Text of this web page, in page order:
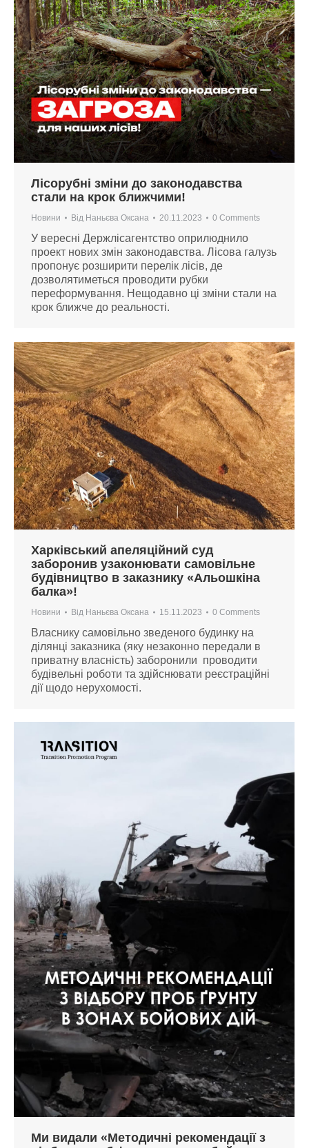
Лісорубні зміни до законодавства
стали на крок ближчими!
Новини Від Наньєва Оксана 20.11.2023 0 Comments
У вересні Держлісагентство оприлюднило
проект нових змін законодавства. Лісова галузь
пропонує розширити перелік лісів, де
дозволятиметься проводити рубки
переформування. Нещодавно ці зміни стали на
крок ближче до реальності.
Харківський апеляційний суд
заборонив узаконювати самовільне
будівництво в заказнику «Альошкіна
балка»!
Новини Від Наньєва Оксана 15.11.2023 0 Comments
Власнику самовільно зведеного будинку на
ділянці заказника (яку незаконно передали в
приватну власність) заборонили проводити
будівельні роботи та здійснювати реєстраційні
дії щодо нерухомості.
Ми видали «Методичні рекомендації з